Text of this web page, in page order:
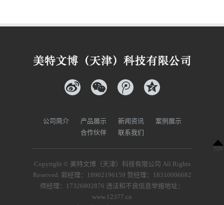
新浪微博 腾讯微博QQ空间
公司简介 产品展示 新闻资讯
案例展示
合作伙伴
联系我们
Copyright © 美特文博（天津）科技有限公司 All Rights
Reserved. 郭经理：18902196159 贺经理：18310006682
师经理：17326802876 违法和不良信息举报地址：
www.12377.cn